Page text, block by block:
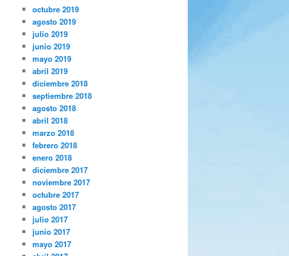
octubre 2019
agosto 2019
julio 2019
junio 2019
mayo 2019
abril 2019
diciembre 2018
septiembre 2018
agosto 2018
abril 2018
marzo 2018
febrero 2018
enero 2018
diciembre 2017
noviembre 2017
octubre 2017
agosto 2017
julio 2017
junio 2017
mayo 2017